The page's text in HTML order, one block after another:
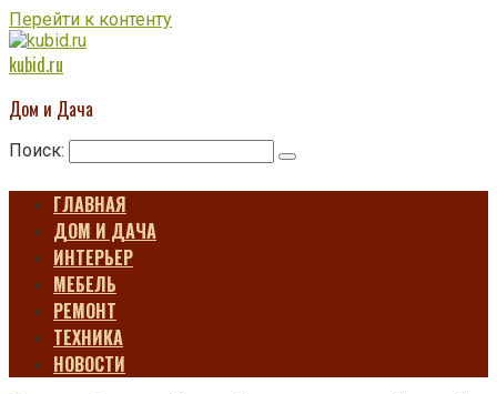
Перейти к контенту
kubid.ru
Дом и Дача
Поиск:
ГЛАВНАЯ
ДОМ И ДАЧА
ИНТЕРЬЕР
МЕБЕЛЬ
РЕМОНТ
ТЕХНИКА
НОВОСТИ